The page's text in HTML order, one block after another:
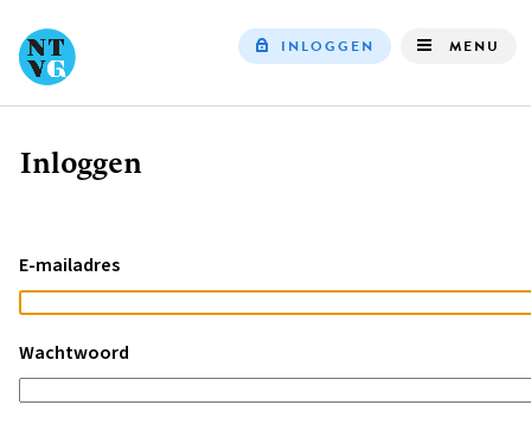
INLOGGEN MENU
Kruimelpad
Inloggen
E-mailadres
Wachtwoord